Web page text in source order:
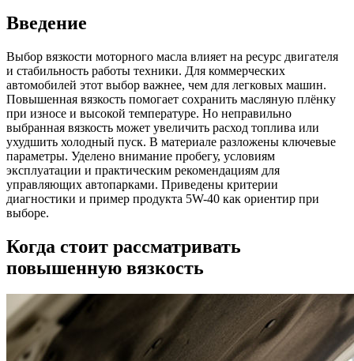
Введение
Выбор вязкости моторного масла влияет на ресурс двигателя
и стабильность работы техники. Для коммерческих
автомобилей этот выбор важнее, чем для легковых машин.
Повышенная вязкость помогает сохранить масляную плёнку
при износе и высокой температуре. Но неправильно
выбранная вязкость может увеличить расход топлива или
ухудшить холодный пуск. В материале разложены ключевые
параметры. Уделено внимание пробегу, условиям
эксплуатации и практическим рекомендациям для
управляющих автопарками. Приведены критерии
диагностики и пример продукта 5W-40 как ориентир при
выборе.
Когда стоит рассматривать
повышенную вязкость